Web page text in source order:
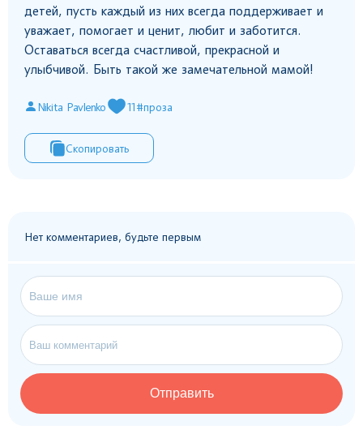
детей, пусть каждый из них всегда поддерживает и
уважает, помогает и ценит, любит и заботится.
Оставаться всегда счастливой, прекрасной и
улыбчивой. Быть такой же замечательной мамой!
Nikita Pavlenko 11#проза
Скопировать
Нет комментариев, будьте первым
Отправить